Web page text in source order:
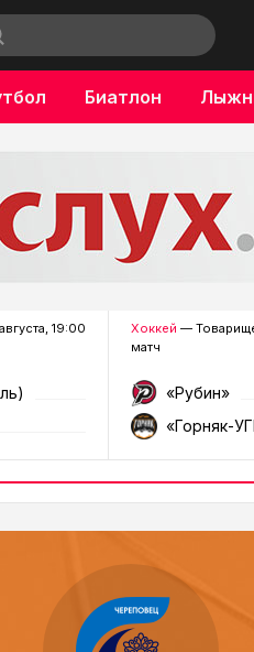
Биатлон
19:00 Хоккей —
матч
«Рубин»
«Горняк-